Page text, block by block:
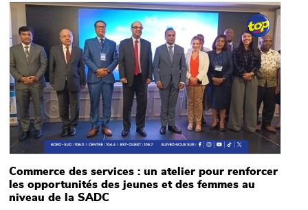
Main picture
Commerce des services : un atelier pour renforcer
les opportunités des jeunes et des femmes au
niveau de la SADC